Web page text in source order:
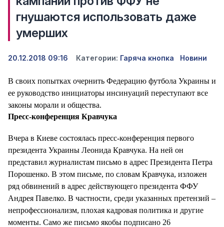
гнушаются использовать даже
умерших
20.12.2018 09:16 Категории: Гаряча кнопка Новини
В своих попытках очернить Федерацию футбола Украины и
ее руководство инициаторы инсинуаций переступают все
законы морали и общества.
Пресс-конференция Кравчука
Вчера в Киеве состоялась пресс-конференция первого
президента Украины Леонида Кравчука. На ней он
представил журналистам письмо в адрес Президента Петра
Порошенко. В этом письме, по словам Кравчука, изложен
ряд обвинений в адрес действующего президента ФФУ
Андрея Павелко. В частности, среди указанных претензий –
непрофессионализм, плохая кадровая политика и другие
моменты. Само же письмо якобы подписано 26